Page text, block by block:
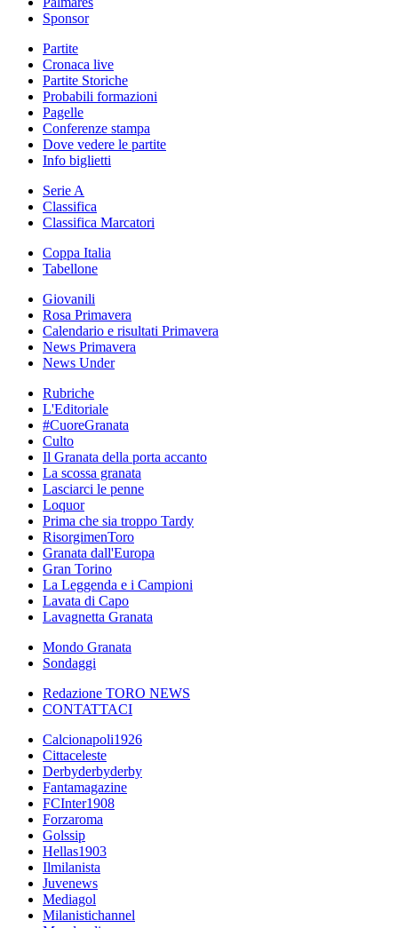
Sponsor
Partite
Cronaca live
Partite Storiche
Probabili formazioni
Pagelle
Conferenze stampa
Dove vedere le partite
Info biglietti
Serie A
Classifica
Classifica Marcatori
Coppa Italia
Tabellone
Giovanili
Rosa Primavera
Calendario e risultati Primavera
News Primavera
News Under
Rubriche
L'Editoriale
#CuoreGranata
Culto
Il Granata della porta accanto
La scossa granata
Lasciarci le penne
Loquor
Prima che sia troppo Tardy
RisorgimenToro
Granata dall'Europa
Gran Torino
La Leggenda e i Campioni
Lavata di Capo
Lavagnetta Granata
Mondo Granata
Sondaggi
Redazione TORO NEWS
CONTATTACI
Calcionapoli1926
Cittaceleste
Derbyderbyderby
Fantamagazine
FCInter1908
Forzaroma
Golssip
Hellas1903
Ilmilanista
Juvenews
Mediagol
Milanistichannel